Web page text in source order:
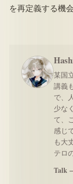
を再定義する機
某国
講義
で、
少な
て、
感じ
も大
テロ
Talk